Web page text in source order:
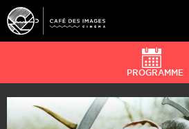
À
PROGRAMME